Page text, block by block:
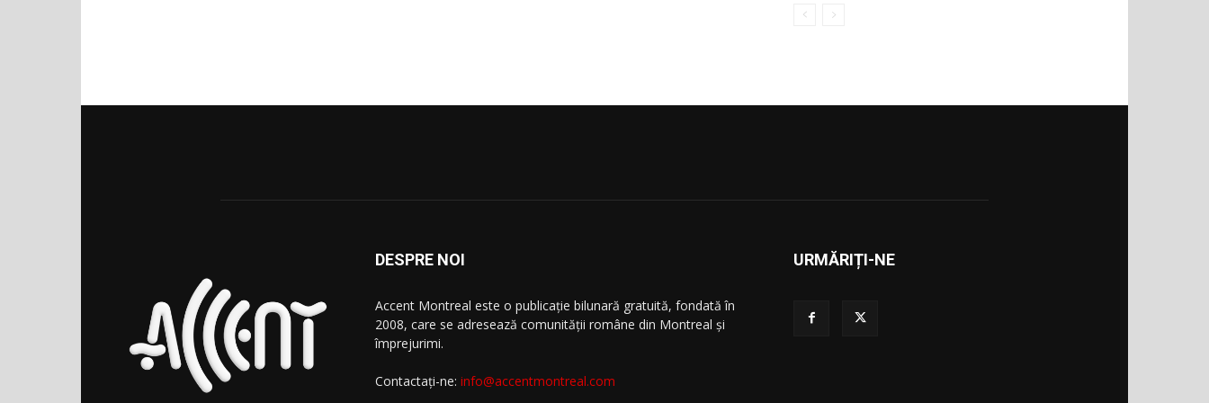
DESPRE NOI
Accent Montreal este o publicație bilunară gratuită, fondată în
2008, care se adresează comunităţii române din Montreal şi
împrejurimi.
Contactați-ne: info@accentmontreal.com
URMĂRIȚI-NE